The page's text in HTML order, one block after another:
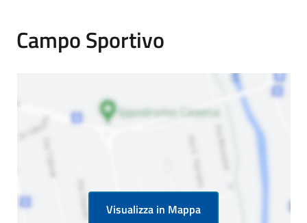
Campo Sportivo
Visualizza in Mappa